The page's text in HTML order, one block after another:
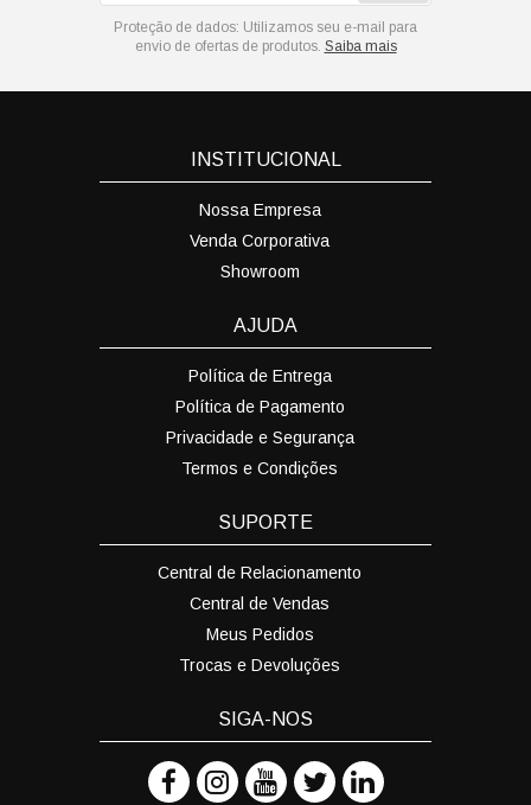
Proteção de dados: Utilizamos seu e-mail para
envio de ofertas de produtos. Saiba mais
INSTITUCIONAL
Nossa Empresa
Venda Corporativa
Showroom
AJUDA
Política de Entrega
Política de Pagamento
Privacidade e Segurança
Termos e Condições
SUPORTE
Central de Relacionamento
Central de Vendas
Meus Pedidos
Trocas e Devoluções
SIGA-NOS